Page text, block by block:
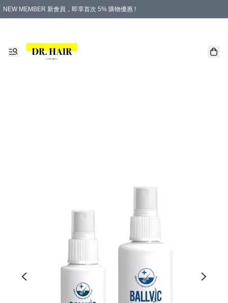
NEW MEMBER 新會員，即享首次 5% 購物優惠 !